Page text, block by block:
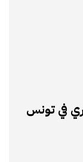
في تونس